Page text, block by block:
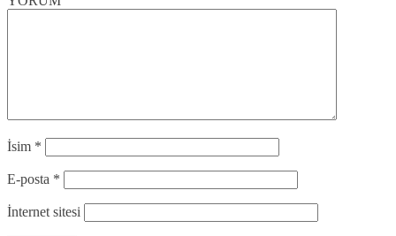
İsim *
E-posta *
İnternet sitesi